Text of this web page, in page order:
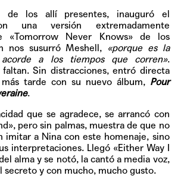
de los allí presentes, inauguró el
una versión extremadamente
«Tomorrow Never Knows» de los
nos susurró Meshell, «porque es la
a los tiempos que corren».
faltan. Sin distracciones, entró directa
tarde con su nuevo álbum, Pour
.
que se agradece, se arrancó con
pero sin palmas, muestra de que no
imitar a Nina con este homenaje, sino
interpretaciones. Llegó «Either Way I
alma y se notó, la cantó a media voz,
secreto y con mucho, mucho gusto.